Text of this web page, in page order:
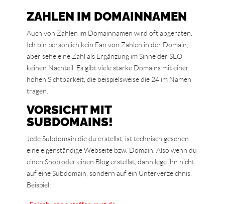
ZAHLEN IM DOMAINNAMEN
Auch von Zahlen im Domainnamen wird oft abgeraten.
Ich bin persönlich kein Fan von Zahlen in der Domain,
aber sehe eine Zahl als Ergänzung im Sinne der SEO
keinen Nachteil. Es gibt viele starke Domains mit einer
hohen Sichtbarkeit, die beispielsweise die 24 im Namen
tragen.
VORSICHT MIT
SUBDOMAINS!
Jede Subdomain die du erstellst, ist technisch gesehen
eine eigenständige Webseite bzw. Domain. Also wenn du
einen Shop oder einen Blog erstellst, dann lege ihn nicht
auf eine Subdomain, sondern auf ein Unterverzeichnis.
Beispiel: